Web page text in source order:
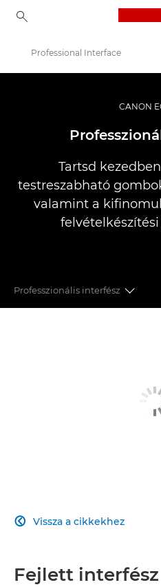
Professional Interface
CANON
Tartsd
testreszabható
valamint a
Professzionális interfész
TÁMOGATOTT FUNKCIÓK
PROFESSZIONÁLIS INTERFÉSZ
Vissza a cikkekhez

Fejlett interfész